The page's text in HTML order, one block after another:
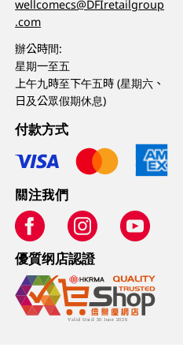
wellcomecs@DFIretailgroup
.com
辦公時間:
星期一至五
上午九時至下午五時 (星期六、
日及公眾假期休息)
付款方式
關注我們
優質纲店認證